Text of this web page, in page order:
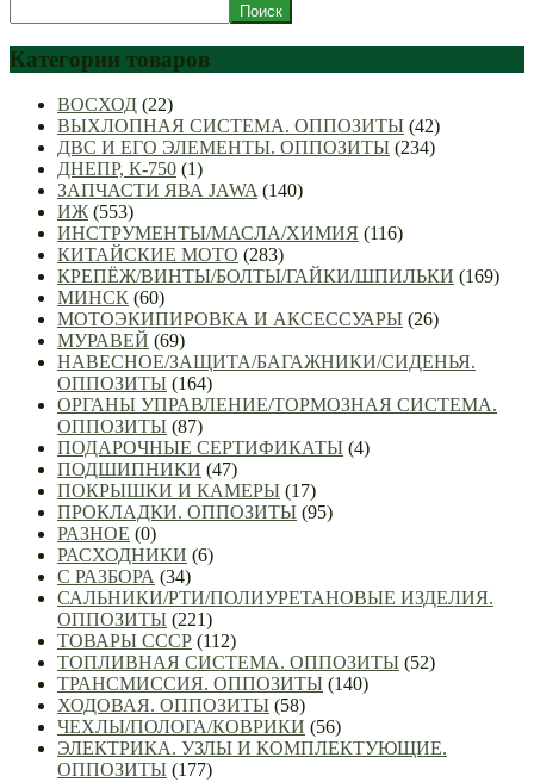
Поиск
Категории товаров
ВОСХОД (22)
ВЫХЛОПНАЯ СИСТЕМА. ОППОЗИТЫ (42)
ДВС И ЕГО ЭЛЕМЕНТЫ. ОППОЗИТЫ (234)
ДНЕПР, К-750 (1)
ЗАПЧАСТИ ЯВА JAWA (140)
ИЖ (553)
ИНСТРУМЕНТЫ/МАСЛА/ХИМИЯ (116)
КИТАЙСКИЕ МОТО (283)
КРЕПЁЖ/ВИНТЫ/БОЛТЫ/ГАЙКИ/ШПИЛЬКИ (169)
МИНСК (60)
МОТОЭКИПИРОВКА И АКСЕССУАРЫ (26)
МУРАВЕЙ (69)
НАВЕСНОЕ/ЗАЩИТА/БАГАЖНИКИ/СИДЕНЬЯ.
ОППОЗИТЫ (164)
ОРГАНЫ УПРАВЛЕНИЕ/ТОРМОЗНАЯ СИСТЕМА.
ОППОЗИТЫ (87)
ПОДАРОЧНЫЕ СЕРТИФИКАТЫ (4)
ПОДШИПНИКИ (47)
ПОКРЫШКИ И КАМЕРЫ (17)
ПРОКЛАДКИ. ОППОЗИТЫ (95)
РАЗНОЕ (0)
РАСХОДНИКИ (6)
С РАЗБОРА (34)
САЛЬНИКИ/РТИ/ПОЛИУРЕТАНОВЫЕ ИЗДЕЛИЯ.
ОППОЗИТЫ (221)
ТОВАРЫ СССР (112)
ТОПЛИВНАЯ СИСТЕМА. ОППОЗИТЫ (52)
ТРАНСМИССИЯ. ОППОЗИТЫ (140)
ХОДОВАЯ. ОППОЗИТЫ (58)
ЧЕХЛЫ/ПОЛОГА/КОВРИКИ (56)
ЭЛЕКТРИКА. УЗЛЫ И КОМПЛЕКТУЮЩИЕ.
ОППОЗИТЫ (177)